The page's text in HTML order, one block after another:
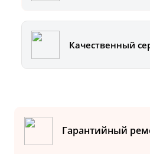
Качественный
Гарантийный